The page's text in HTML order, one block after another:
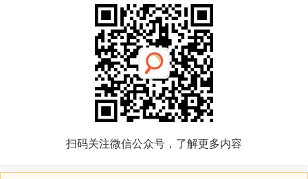
扫码关注微信公众号，了解更多内容